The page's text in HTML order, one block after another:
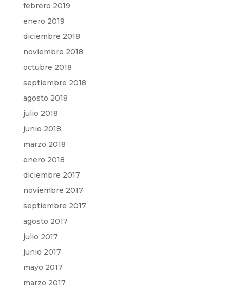
febrero 2019
enero 2019
diciembre 2018
noviembre 2018
octubre 2018
septiembre 2018
agosto 2018
julio 2018
junio 2018
marzo 2018
enero 2018
diciembre 2017
noviembre 2017
septiembre 2017
agosto 2017
julio 2017
junio 2017
mayo 2017
marzo 2017